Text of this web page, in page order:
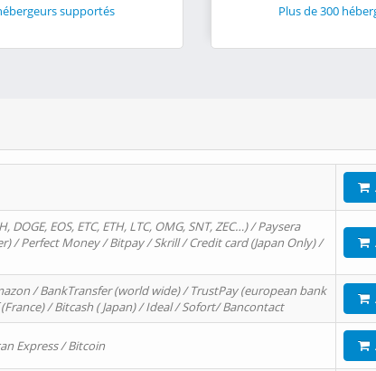
supportés
Plus de 300
EOS, ETC, ETH, LTC, OMG, SNT, ZEC…) / Paysera
/ Perfect Money / Bitpay / Skrill / Credit card (Japan Only) /
/ BankTransfer (world wide) / TrustPay (european bank
/ Bitcash ( Japan) / Ideal / Sofort/ Bancontact
Express / Bitcoin